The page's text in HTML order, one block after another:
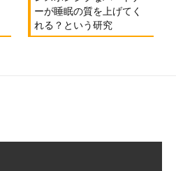
ーが睡眠の質を上げてく
れる？という研究